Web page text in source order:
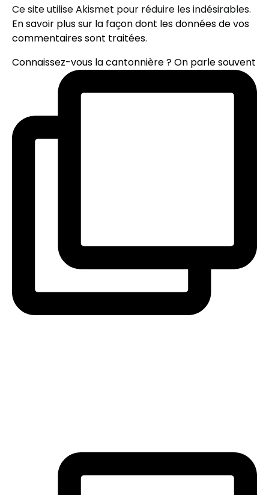
Ce site utilise Akismet pour réduire les indésirables.
En savoir plus sur la façon dont les données de vos
commentaires sont traitées.
Connaissez-vous la cantonnière ? On parle souvent